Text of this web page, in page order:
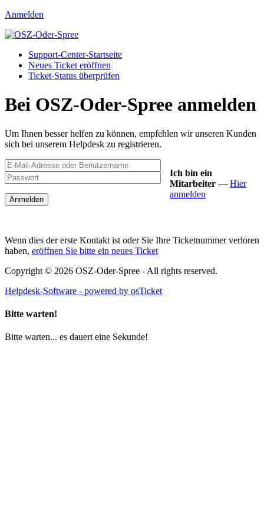
Anmelden
Support-Center-Startseite
Neues Ticket eröffnen
Ticket-Status überprüfen
Bei OSZ-Oder-Spree anmelden
Um Ihnen besser helfen zu können, empfehlen wir unseren Kunden
sich bei unserem Helpdesk zu registrieren.
Ich bin ein
Mitarbeiter — Hier
anmelden
Wenn dies der erste Kontakt ist oder Sie Ihre Ticketnummer verloren
haben, eröffnen Sie bitte ein neues Ticket
Copyright © 2026 OSZ-Oder-Spree - All rights reserved.
Helpdesk-Software - powered by osTicket
Bitte warten!
Bitte warten... es dauert eine Sekunde!